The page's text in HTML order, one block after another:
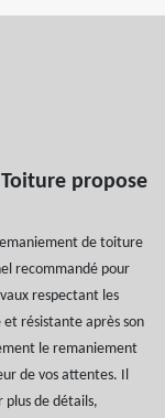
propose
de toiture
recommandé pour
respectant les
résistante après son
le remaniement
de vos attentes. Il
de détails,